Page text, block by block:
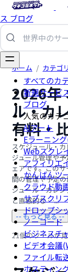
ス ブログ
すべてのカ
新規サービ
ブログ
人気のカテ
AIアート
Eラーニン
Webスクレ
アフィリエ
かんばんツ
クラウド動
サブスクリ
ドロップシ
ノーコード
ビジネスチ
ビデオ会議
ファイル転
ホスティン
ホーム / カテゴリ
2026年
ル・カ
有料・
スケジュール・
ジュール管理や
ェアです。この
間の管理や予定
ジュール・カレ
と直感的な …...
-- もっと見る --
21個のツールが